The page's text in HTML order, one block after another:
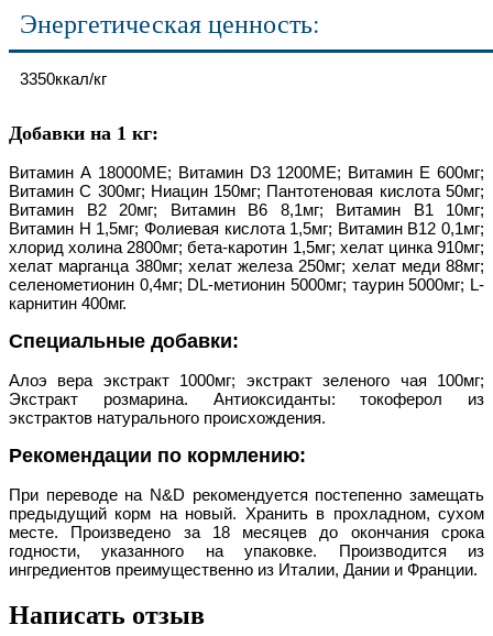
Энергетическая ценность:
3350ккал/кг
Добавки на 1 кг:
Витамин А 18000МЕ; Витамин D3 1200МЕ; Витамин Е 600мг;
Витамин С 300мг; Ниацин 150мг; Пантотеновая кислота 50мг;
Витамин В2 20мг; Витамин В6 8,1мг; Витамин В1 10мг;
Витамин H 1,5мг; Фолиевая кислота 1,5мг; Витамин B12 0,1мг;
хлорид холина 2800мг; бета-каротин 1,5мг; хелат цинка 910мг;
хелат марганца 380мг; хелат железа 250мг; хелат меди 88мг;
селенометионин 0,4мг; DL-метионин 5000мг; таурин 5000мг; L-
карнитин 400мг.
Специальные добавки:
Алоэ вера экстракт 1000мг; экстракт зеленого чая 100мг;
Экстракт розмарина. Антиоксиданты: токоферол из
экстрактов натурального происхождения.
Рекомендации по кормлению:
При переводе на N&D рекомендуется постепенно замещать
предыдущий корм на новый. Хранить в прохладном, сухом
месте. Произведено за 18 месяцев до окончания срока
годности, указанного на упаковке. Производится из
ингредиентов преимущественно из Италии, Дании и Франции.
Написать отзыв